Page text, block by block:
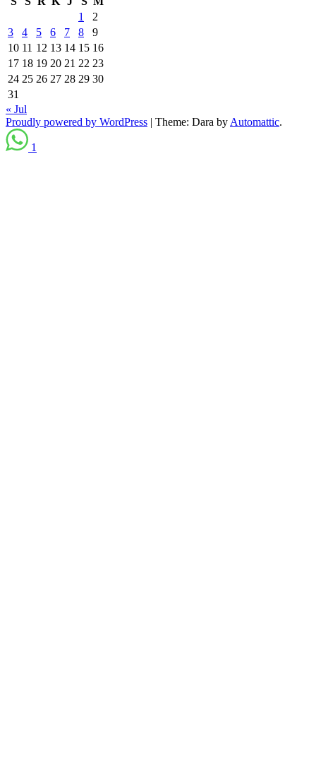
1
2
3
4 5 6 7 8
9
10 11 12 13 14 15 16
17 18 19 20 21 22 23
24 25 26 27 28 29 30
31
« Jul
Proudly powered by WordPress | Theme: Dara by Automattic.
1